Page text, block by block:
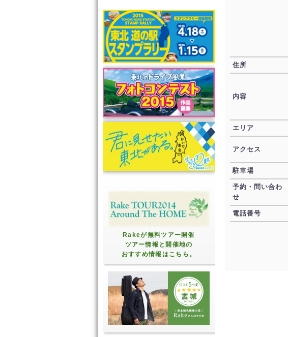
Rakeが無料ツアー開催
ツアー情報と開催地の
おすすめ情報はこちら。
住所
内容
エリア
アクセス
駐車場
予約・問い合わ
せ
電話番号